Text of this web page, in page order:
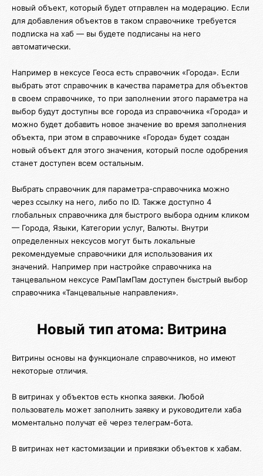
новый объект, который будет отправлен на модерацию. Если
для добавления объектов в таком справочнике требуется
подписка на хаб — вы будете подписаны на него
автоматически.
Например в нексусе Геоса есть справочник «Города». Если
выбрать этот справочник в качества параметра для объектов
в своем справочнике, то при заполнении этого параметра на
выбор будут доступны все города из справочника «Города» и
можно будет добавить новое значение во время заполнения
объекта, при этом в справочнике «Города» будет создан
новый объект для этого значения, который после одобрения
станет доступен всем остальным.
Выбрать справочник для параметра-справочника можно
через ссылку на него, либо по ID. Также доступно 4
глобальных справочника для быстрого выбора одним кликом
— Города, Языки, Категории услуг, Валюты. Внутри
определенных нексусов могут быть локальные
рекомендуемые справочники для использования их
значений. Например при настройке справочника на
танцевальном нексусе РамПамПам доступен быстрый выбор
справочника «Танцевальные направления».
Новый тип атома: Витрина
Витрины основы на функционале справочников, но имеют
некоторые отличия.
В витринах у объектов есть кнопка заявки. Любой
пользователь может заполнить заявку и руководители хаба
моментально получат её через телеграм-бота.
В витринах нет кастомизации и привязки объектов к хабам.